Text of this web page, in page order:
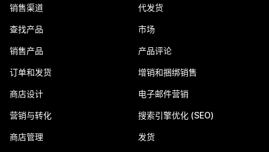
销售渠道
查找产品
销售产品
订单和发货
商店设计
营销与转化
商店管理
代发货
市场
产品评论
增销和捆绑销售
电子邮件营销
搜索引擎优化 (SEO)
发货